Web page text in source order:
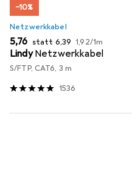
−10%
Netzwerkkabel
EUR
5,76 statt EUR
6,39 EUR
1,92/1m
Lindy Netzwerkkabel
S/FTP, CAT6, 3 m
1536